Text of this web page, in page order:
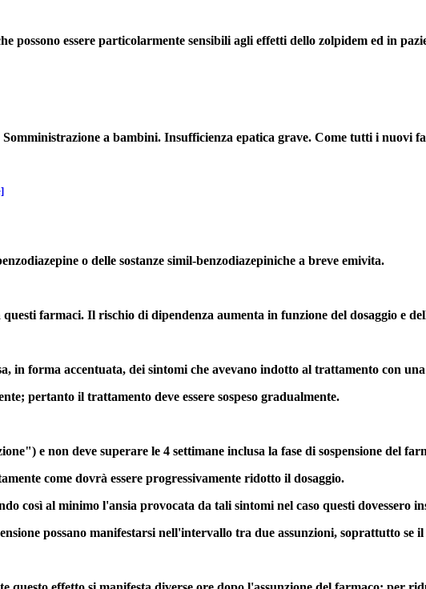
essere particolarmente sensibili agli effetti dello zolpidem ed in
a bambini. Insufficienza epatica grave. Come tutti i
o delle sostanze simil-benzodiazepiniche a breve emivita.
farmaci. Il rischio di dipendenza aumenta in funzione del
forma accentuata, dei sintomi che avevano indotto al trattamento con
pertanto il trattamento deve essere sospeso gradualmente.
e non deve superare le 4 settimane inclusa la fase di sospensione
come dovrà essere progressivamente ridotto il dosaggio.
al minimo l'ansia provocata da tali sintomi nel caso questi dovessero
possano manifestarsi nell'intervallo tra due assunzioni, soprattutto se il